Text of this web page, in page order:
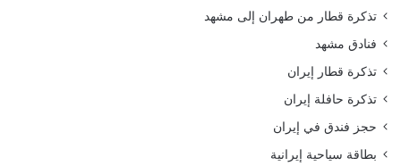
تذكرة قطار من طهران إلى مشهد
فنادق مشهد
تذكرة قطار إيران
تذكرة حافلة إيران
حجز فندق في إيران
بطاقة سياحية إيرانية